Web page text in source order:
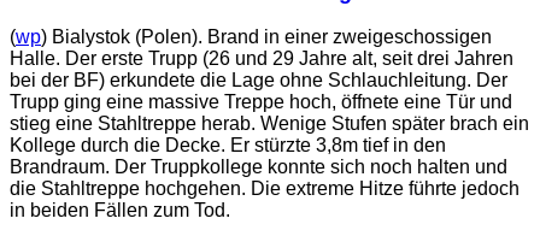
(wp) Bialystok (Polen). Brand in einer zweigeschossigen
Halle. Der erste Trupp (26 und 29 Jahre alt, seit drei Jahren
bei der BF) erkundete die Lage ohne Schlauchleitung. Der
Trupp ging eine massive Treppe hoch, öffnete eine Tür und
stieg eine Stahltreppe herab. Wenige Stufen später brach ein
Kollege durch die Decke. Er stürzte 3,8m tief in den
Brandraum. Der Truppkollege konnte sich noch halten und
die Stahltreppe hochgehen. Die extreme Hitze führte jedoch
in beiden Fällen zum Tod.